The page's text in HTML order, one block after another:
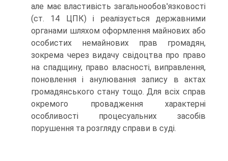
але має властивість загальнообов'язковості
(ст. 14 ЦПК) і реалізується державними
органами шляхом оформлення майнових або
особистих немайнових прав громадян,
зокрема через видачу свідоцтва про право
на спадщину, право власності, виправлення,
поновлення і анулювання запису в актах
громадянського стану тощо. Для всіх справ
окремого провадження характерні
особливості процесуальних засобів
порушення та розгляду справи в суді.